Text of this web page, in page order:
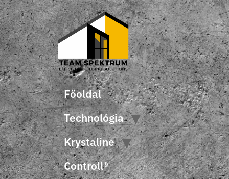
Főoldal
Technológia
Krystaline
Controll®